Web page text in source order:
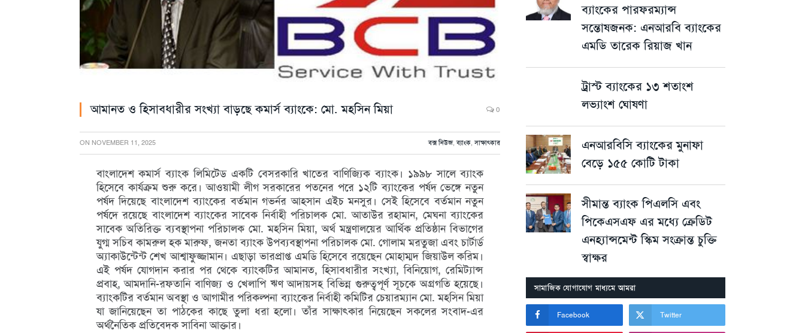
আমানত ও হিসাবধারীর সংখ্যা বাড়ছে কমার্স ব্যাংকে: মো. মহসিন মিয়া 0
ON NOVEMBER 11, 2025 বক্স নিউজ,ব্যাংক,সাক্ষাৎকার
বাংলাদেশ কমার্স ব্যাংক লিমিটেড একটি বেসরকারি খাতের বাণিজ্যিক ব্যাংক। ১৯৯৮ সালে ব্যাংক
হিসেবে কার্যক্রম শুরু করে। আওয়ামী লীগ সরকারের পতনের পরে ১২টি ব্যাংকের পর্ষদ ভেঙ্গে নতুন
পর্ষদ দিয়েছে বাংলাদেশ ব্যাংকের বর্তমান গভর্নর আহসান এইচ মনসুর। সেই হিসেবে বর্তমান নতুন
পর্ষদে রয়েছে বাংলাদেশ ব্যাংকের সাবেক নির্বাহী পরিচালক মো. আতাউর রহামান, মেঘনা ব্যাংকের
সাবেক অতিরিক্ত ব্যবস্থাপনা পরিচালক মো. মহসিন মিয়া, অর্থ মন্ত্রণালয়ের আর্থিক প্রতিষ্ঠান বিভাগের
যুগ্ম সচিব কামরুল হক মারুফ, জনতা ব্যাংক উপব্যবস্থাপনা পরিচালক মো. গোলাম মরতুজা এবং চার্টার্ড
অ্যাকাউন্টেন্ট শেখ আশ্বাফুজ্জামান। এছাড়া ভারপ্রাপ্ত এমডি হিসেবে রয়েছেন মোহাম্মদ জিয়াউল করিম।
এই পর্ষদ যোগদান করার পর থেকে ব্যাংকটির আমানত, হিসাবধারীর সংখ্যা, বিনিয়োগ, রেমিট্যান্স
প্রবাহ, আমদানি-রফতানি বাণিজ্য ও খেলাপি ঋণ আদায়সহ বিভিন্ন গুরুত্বপূর্ণ সূচকে অগ্রগতি হয়েছে।
ব্যাংকটির বর্তমান অবস্থা ও আগামীর পরিকল্পনা ব্যাংকের নির্বাহী কমিটির চেয়ারম্যান মো. মহসিন মিয়া
যা জানিয়েছেন তা পাঠকের কাছে তুলা ধরা হলো। তাঁর সাক্ষাৎকার নিয়েছেন সকলের সংবাদ-এর
অর্থনৈতিক প্রতিবেদক সাবিনা আক্তার।
ব্যাংকের পারফরম্যান্স
সন্তোষজনক: এনআরবি ব্যাংকের
এমডি তারেক রিয়াজ খান
ট্রাস্ট ব্যাংকের ১৩ শতাংশ
লভ্যাংশ ঘোষণা
এনআরবিসি ব্যাংকের মুনাফা
বেড়ে ১৫৫ কোটি টাকা
সীমান্ত ব্যাংক পিএলসি এবং
পিকেএসএফ এর মধ্যে ক্রেডিট
এনহ্যান্সমেন্ট স্কিম সংক্রান্ত চুক্তি
স্বাক্ষর
সামাজিক যোগাযোগ মাধ্যমে আমরা
Facebook Twitter